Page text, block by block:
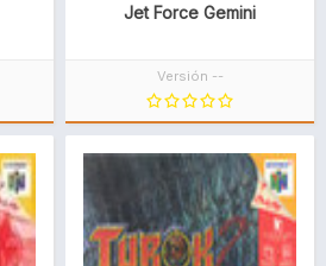
Jet Force Gemini
Versión --